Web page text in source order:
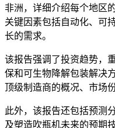
非洲，详细介绍每个地区
关键因素包括自动化、可
长的需求。
该报告强调了投资趋势，
保和可生物降解包装解决
顶级制造商的概况、市场
此外，该报告还包括预测
及塑造吹瓶机未来的预期